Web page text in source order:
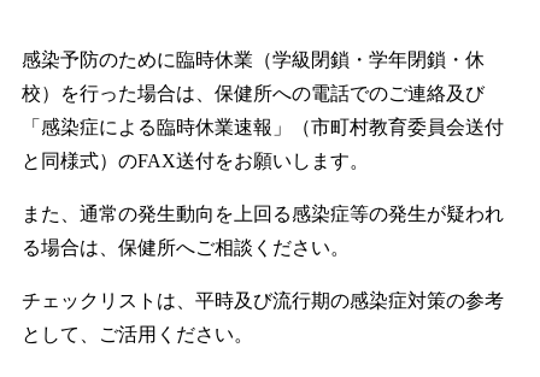
感染予防のために臨時休業（学級閉鎖・学年閉鎖・休
校）を行った場合は、保健所への電話でのご連絡及び
「感染症による臨時休業速報」（市町村教育委員会送付
と同様式）のFAX送付をお願いします。
また、通常の発生動向を上回る感染症等の発生が疑われ
る場合は、保健所へご相談ください。
チェックリストは、平時及び流行期の感染症対策の参考
として、ご活用ください。